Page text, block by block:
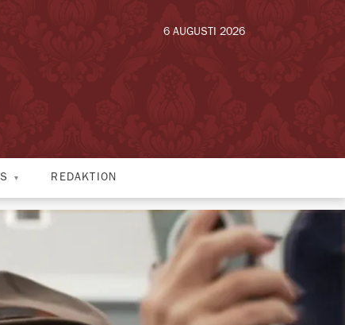
6 AUGUSTI 2026
REDAKTION